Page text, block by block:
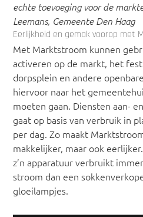
echte toevoeging voor de
Leemans, Gemeente Den Haag
Eerlijkheid en gemak voorop met
Met Marktstroom kunnen
activeren op de markt, het
dorpsplein en andere
hiervoor naar het
moeten gaan. Diensten aan-
gaat op basis van verbruik in
per dag. Zo maakt
makkelijker, maar ook
z’n apparatuur verbruikt
stroom dan een
gloeilampjes.